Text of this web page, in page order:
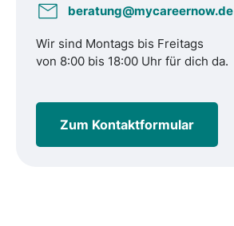
beratung@mycareernow.de
Wir sind Montags bis Freitags
von 8:00 bis 18:00 Uhr für dich da.
Zum Kontaktformular